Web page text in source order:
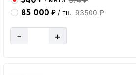
85 000 ₽ / тн. 93500 ₽
- +